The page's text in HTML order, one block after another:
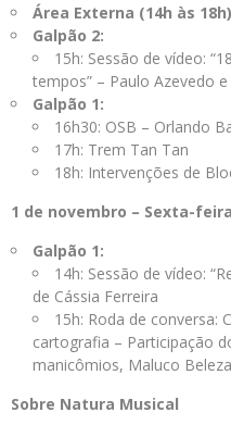
Área Externa (14h às
Galpão 2:
15h: Sessão de vídeo:
tempos” – Paulo Azevedo
Galpão 1:
16h30: OSB – Orlando
17h: Trem Tan Tan
18h: Intervenções de
1 de novembro – Sexta-feira
Galpão 1:
14h: Sessão de vídeo:
de Cássia Ferreira
15h: Roda de conversa:
cartografia – Participação
manicômios, Maluco
Sobre Natura Musical